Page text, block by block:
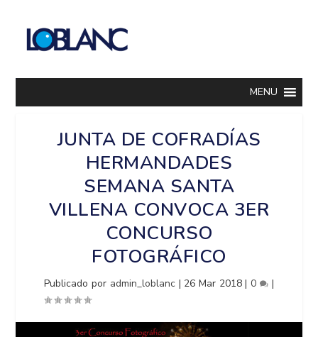
MENU
JUNTA DE COFRADÍAS
HERMANDADES
SEMANA SANTA
VILLENA CONVOCA 3ER
CONCURSO
FOTOGRÁFICO
Publicado por admin_loblanc | 26 Mar 2018|0 |